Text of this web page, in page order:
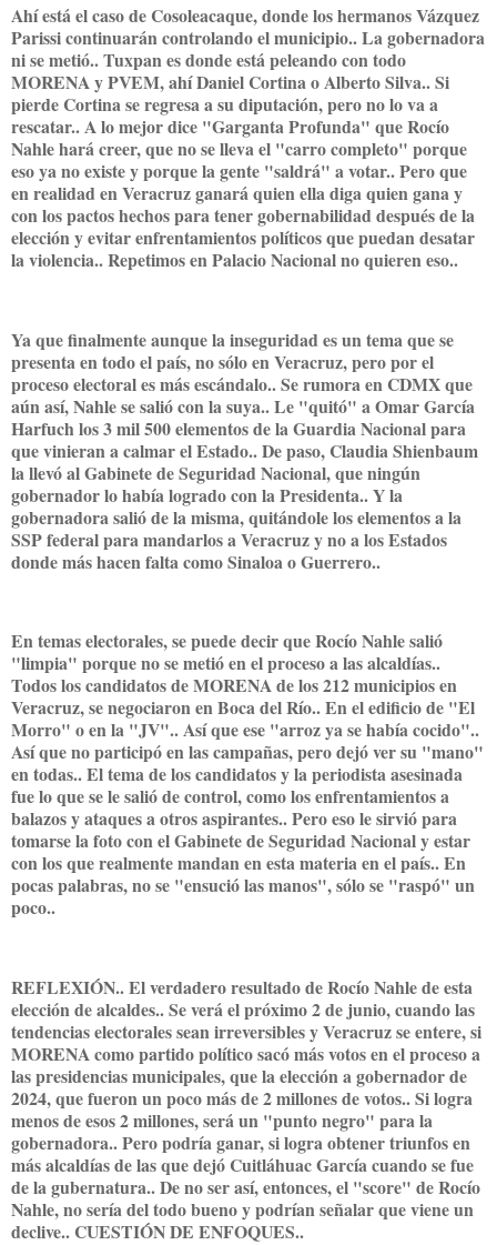
Ahí está el caso de Cosoleacaque, donde los hermanos Vázquez
Parissi continuarán controlando el municipio.. La gobernadora
ni se metió.. Tuxpan es donde está peleando con todo
MORENA y PVEM, ahí Daniel Cortina o Alberto Silva.. Si
pierde Cortina se regresa a su diputación, pero no lo va a
rescatar.. A lo mejor dice "Garganta Profunda" que Rocío
Nahle hará creer, que no se lleva el "carro completo" porque
eso ya no existe y porque la gente "saldrá" a votar.. Pero que
en realidad en Veracruz ganará quien ella diga quien gana y
con los pactos hechos para tener gobernabilidad después de la
elección y evitar enfrentamientos políticos que puedan desatar
la violencia.. Repetimos en Palacio Nacional no quieren eso..
Ya que finalmente aunque la inseguridad es un tema que se
presenta en todo el país, no sólo en Veracruz, pero por el
proceso electoral es más escándalo.. Se rumora en CDMX que
aún así, Nahle se salió con la suya.. Le "quitó" a Omar García
Harfuch los 3 mil 500 elementos de la Guardia Nacional para
que vinieran a calmar el Estado.. De paso, Claudia Shienbaum
la llevó al Gabinete de Seguridad Nacional, que ningún
gobernador lo había logrado con la Presidenta.. Y la
gobernadora salió de la misma, quitándole los elementos a la
SSP federal para mandarlos a Veracruz y no a los Estados
donde más hacen falta como Sinaloa o Guerrero..
En temas electorales, se puede decir que Rocío Nahle salió
"limpia" porque no se metió en el proceso a las alcaldías..
Todos los candidatos de MORENA de los 212 municipios en
Veracruz, se negociaron en Boca del Río.. En el edificio de "El
Morro" o en la "JV".. Así que ese "arroz ya se había cocido"..
Así que no participó en las campañas, pero dejó ver su "mano"
en todas.. El tema de los candidatos y la periodista asesinada
fue lo que se le salió de control, como los enfrentamientos a
balazos y ataques a otros aspirantes.. Pero eso le sirvió para
tomarse la foto con el Gabinete de Seguridad Nacional y estar
con los que realmente mandan en esta materia en el país.. En
pocas palabras, no se "ensució las manos", sólo se "raspó" un
poco..
REFLEXIÓN.. El verdadero resultado de Rocío Nahle de esta
elección de alcaldes.. Se verá el próximo 2 de junio, cuando las
tendencias electorales sean irreversibles y Veracruz se entere, si
MORENA como partido político sacó más votos en el proceso a
las presidencias municipales, que la elección a gobernador de
2024, que fueron un poco más de 2 millones de votos.. Si logra
menos de esos 2 millones, será un "punto negro" para la
gobernadora.. Pero podría ganar, si logra obtener triunfos en
más alcaldías de las que dejó Cuitláhuac García cuando se fue
de la gubernatura.. De no ser así, entonces, el "score" de Rocío
Nahle, no sería del todo bueno y podrían señalar que viene un
declive.. CUESTIÓN DE ENFOQUES..